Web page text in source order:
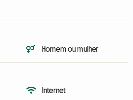
Homem ou mulher
Internet